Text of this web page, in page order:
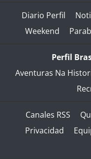
Diario Perfil
Weekend
Perfil
Aventuras Na
Canales RSS
Privacidad